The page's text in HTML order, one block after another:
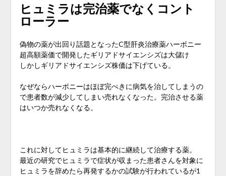
ヒュミラは完治薬でなくコント
ローラー
偽物の薬が出回り話題となったC型肝炎治療薬ハーボニー
超高額薬価で開発したギリアドサイエンシズは大儲け
しかしギリアドサイエンシズ株価は下げている。
なぜならハーボニーはほぼ完ぺきに病気を治してしまうの
で患者数が減少してしまい売れなくなった。完治させる薬
はいつか売れなくなる。
これに対してヒュミラは基本的に継続して治療する薬。
最近の研究でヒュミラで症状が収まった患者さんを対象に
ヒュミラを辞めたら再発するかの試験が行われているが1